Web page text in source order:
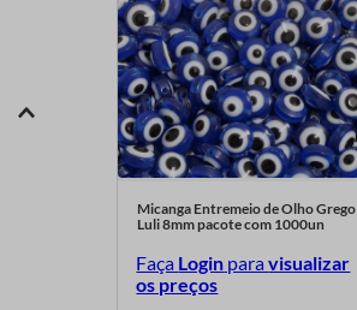
Micanga Entremeio de Olho Grego
Luli 8mm pacote com 1000un
Faça Login paravisualizar
os preços